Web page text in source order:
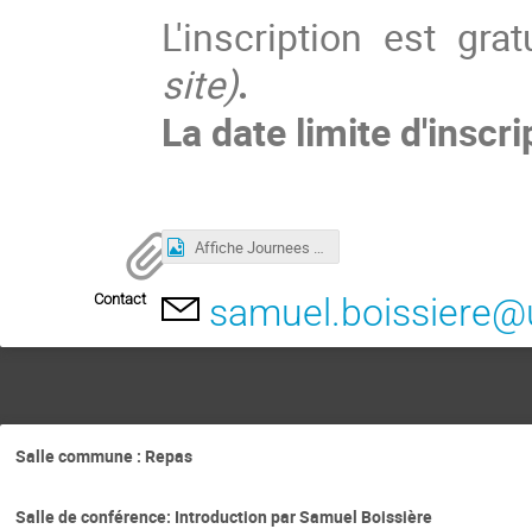
L'inscription est
site).
La date limite
Affiche Journees Geometries Complexes Federation Margaux 2025.jpg
Contact
Salle commune : Repas
Salle de conférence: Introduction par Samuel Boissière